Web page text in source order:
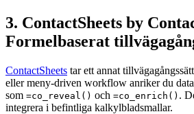
3. ContactSheets by
Formelbaserat
ContactSheets tar ett annat
eller meny-driven workflow anriker du
som =co_reveal() och =co_enrich() .
integrera i befintliga kalkylbladsmallar.